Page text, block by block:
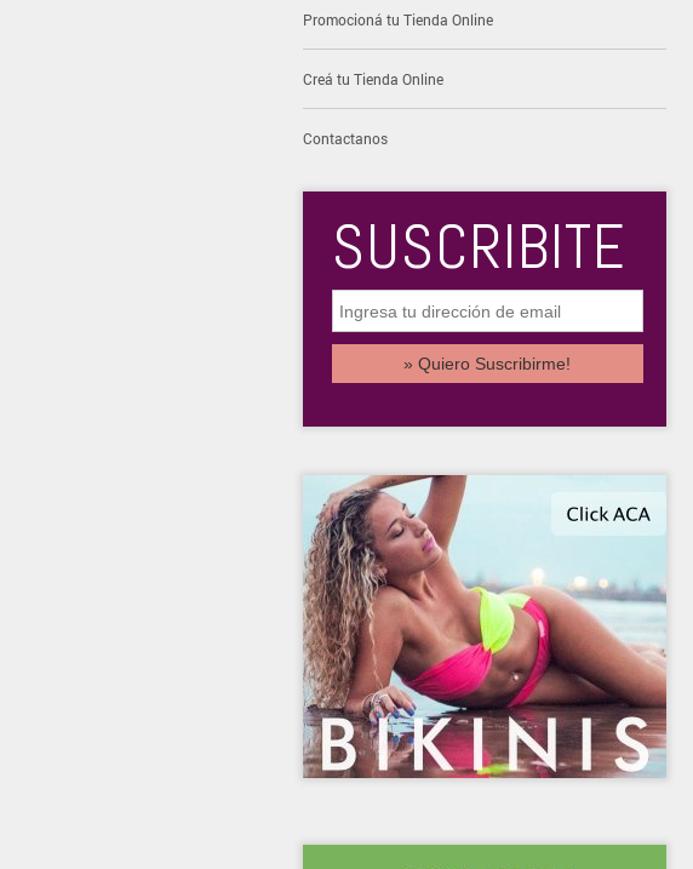
Promocioná tu Tienda Online
Creá tu Tienda Online
Contactanos
SUSCRIBITE